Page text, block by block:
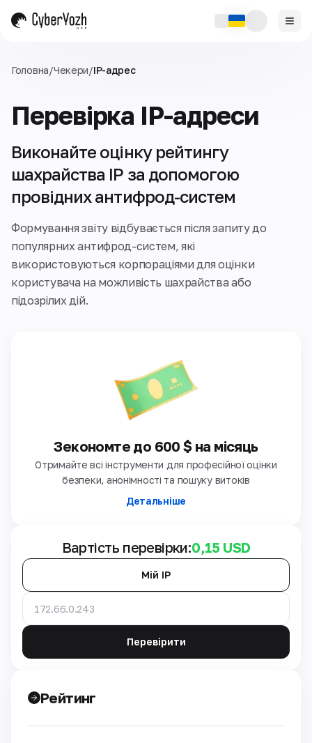
Головна/Чекери/IP-адрес
Перевірка IP-адреси
Виконайте оцінку рейтингу
шахрайства IP за допомогою
провідних антифрод-систем
Формування звіту відбувається після запиту до
популярних антифрод-систем, які
використовуються корпораціями для оцінки
користувача на можливість шахрайства або
підозрілих дій.
Зекономте до 600 $ на місяць
Отримайте всі інструменти для професійної оцінки
безпеки, анонімності та пошуку витоків
Детальніше
Вартість перевірки:0,15 USD
Мій IP
Перевірити
Рейтинг